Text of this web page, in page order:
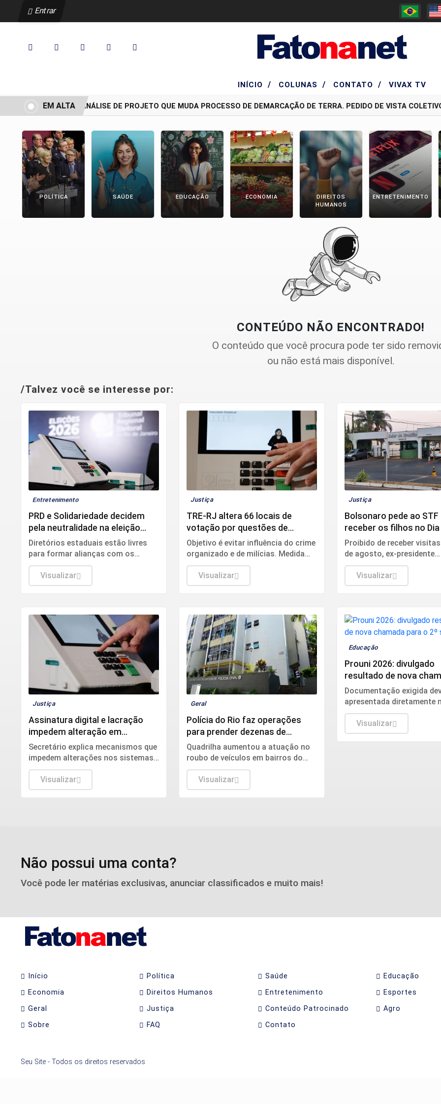
Entrar
INÍCIO / COLUNAS / CONTATO / VIVAX TV
CCJ ADIA ANÁLISE DE PROJETO QUE MUDA PROCESSO DE DEMARCAÇÃO DE TERRA. PEDIDO DE VISTA
EM ALTA
POLÍTICA SAÚDE EDUCAÇÃO ECONOMIA
DIREITOS
HUMANOS
ENTRETENIMENTO
CONTEÚDO NÃO ENCONTRADO!
O conteúdo que você procura pode ter sido
ou não está mais disponível.
/Talvez você se interesse por:
Entretenimento
PRD e Solidariedade decidem
pela neutralidade na eleição
presidencial
Diretórios estaduais estão livres
para formar alianças com os
partidos que preferirem.
Visualizar
Justiça
TRE-RJ altera 66 locais de
votação por questões de
segurança
Objetivo é evitar influência do crime
organizado e de milícias. Medida
alcança cerca de 188 mil eleitores
de 20 das 92 cidades fluminenses.
Visualizar
Justiça
Bolsonaro pede ao STF
receber os filhos no
Pais
Proibido de receber
de agosto, ex-presidente
argumenta que encontro
caráter humanitário.
Visualizar
Justiça
Assinatura digital e lacração
impedem alteração em
sistemas eleitorais
Secretário explica mecanismos que
impedem alterações nos sistemas
das urnas e detalha auditorias
realizadas antes e durante o pleito.
Visualizar
Geral
Polícia do Rio faz operações
para prender dezenas de
integrantes do CV
Quadrilha aumentou a atuação no
roubo de veículos em bairros do
entorno, como forma de aumentar
o poder econômico e capacidade de
atuação.
Visualizar
Educação
Prouni 2026: divulgado
resultado de nova
para o 2º semestre
Documentação exigida
apresentada diretamente
instituição de ensino
a qual o estudante foi pré-
selecionado.
Visualizar
Não possui uma conta?
Você pode ler matérias exclusivas, anunciar classificados e muito mais!
Início Política Saúde
Educação
Economia
Direitos Humanos Entretenimento
Esportes
Geral
Justiça Conteúdo Patrocinado
Agro
Sobre
FAQ Contato
Seu Site - Todos os direitos reservados